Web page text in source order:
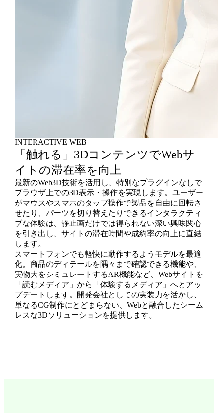
INTERACTIVE WEB
「触れる」3DコンテンツでWebサ
イトの滞在率を向上
最新のWeb3D技術を活用し、特別なプラグインなしで
ブラウザ上での3D表示・操作を実現します。ユーザー
がマウスやスマホのタップ操作で製品を自由に回転さ
せたり、パーツを切り替えたりできるインタラクティ
ブな体験は、静止画だけでは得られない深い興味関心
を引き出し、サイトの滞在時間や成約率の向上に直結
します。
スマートフォンでも軽快に動作するようモデルを最適
化。商品のディテールを隅々まで確認できる機能や、
実物大をシミュレートするAR機能など、Webサイトを
「読むメディア」から「体験するメディア」へとアッ
プデートします。開発会社としての実装力を活かし、
単なるCG制作にとどまらない、Webと融合したシーム
レスな3Dソリューションを提供します。